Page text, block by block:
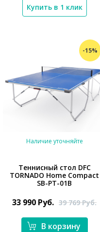
Купить в 1 клик
-15%
*}
Наличие уточняйте
Теннисный стол DFC
TORNADO Home Compact
SB-PT-01B
33 990 Руб. 39 769Руб.
В корзину